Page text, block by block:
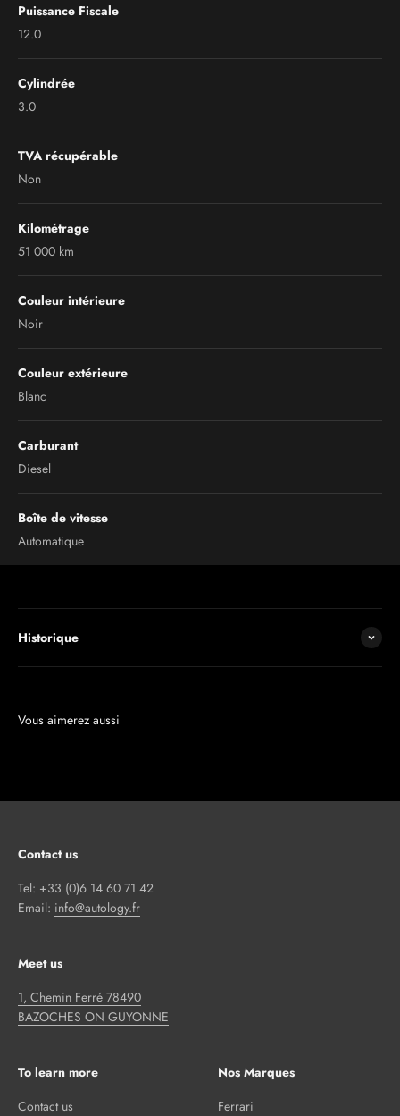
Puissance Fiscale
12.0
Cylindrée
3.0
TVA récupérable
Non
Kilométrage
51 000 km
Couleur intérieure
Noir
Couleur extérieure
Blanc
Carburant
Diesel
Boîte de vitesse
Automatique
Historique
Contact us
Tel: +33 (0)6 14 60 71 42
Email: info@autology.fr
Meet us
1, Chemin Ferré 78490
BAZOCHES ON GUYONNE
To learn more
Contact us
Nos Marques
Ferrari